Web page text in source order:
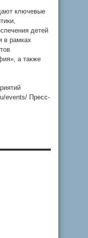
ключевые
детей
в рамках
а также
events/ Пресс-